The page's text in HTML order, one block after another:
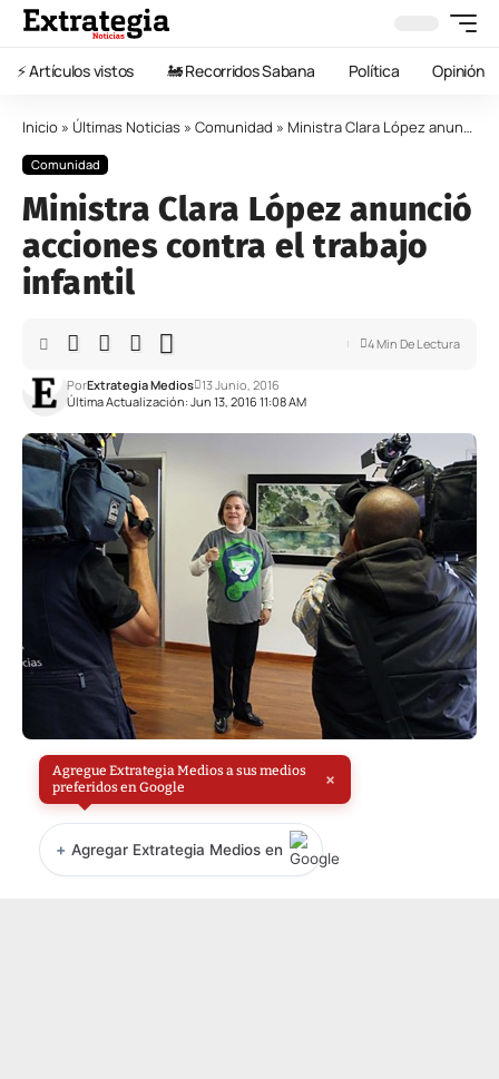
⚡️ Artículos vistos 🚂 Recorridos Sabana Política Opinión
Inicio » Últimas Noticias » Comunidad » Ministra Clara López anunció acciones contra el trabajo infantil
Comunidad
Ministra Clara López anunció
acciones contra el trabajo
infantil
Última Actualización: Jun 13, 2016 11:08 AM
PorExtrategia Medios 13 Junio, 2016
4 Min De Lectura
Agregue Extrategia Medios a sus medios
preferidos en Google
×
+ Agregar Extrategia Medios en